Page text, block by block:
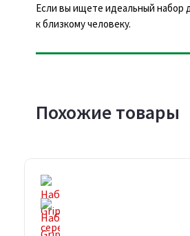
Если вы ищете идеальный набор
к близкому человеку.
Похожие товары